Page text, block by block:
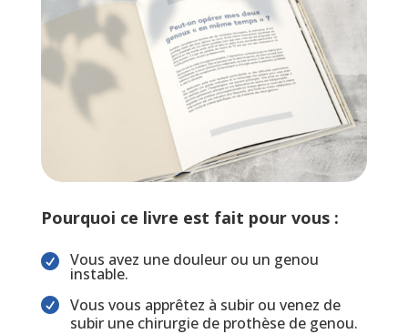
Pourquoi ce livre est fait pour vous :
 Vous avez une douleur ou un genou
instable.

Vous vous apprêtez à subir ou venez de
subir une chirurgie de prothèse de genou.